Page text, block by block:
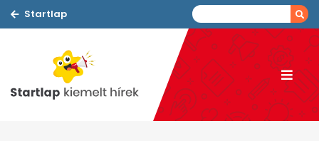
Startlap